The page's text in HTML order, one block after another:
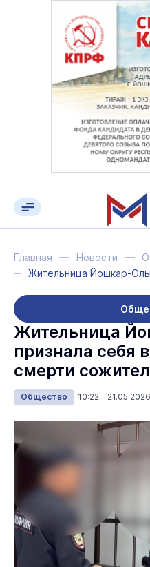
Главная Новости
Жительница
признала себя
смерти
Общество 10:22 21.05.2026